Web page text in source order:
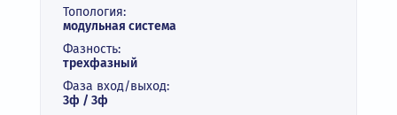
Топология:
модульная система
Фазность:
трехфазный
Фаза вход/выход:
3ф / 3ф